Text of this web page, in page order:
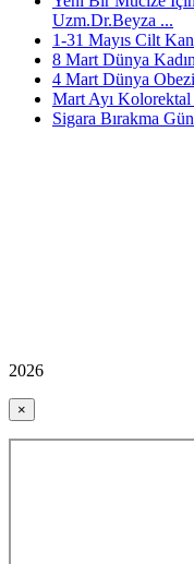
Uzm.Dr.Beyza ...
1-31 Mayıs Cilt
8 Mart Dünya
4 Mart Dünya
Mart Ayı Kolorektal
Sigara Bırakma
2026
×